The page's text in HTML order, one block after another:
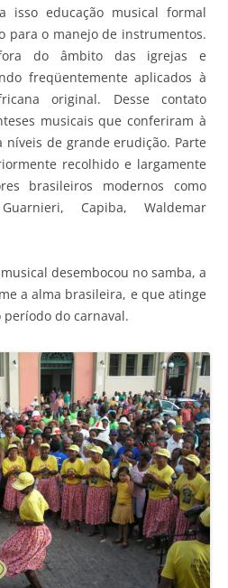
isso educação musical formal
para o manejo de instrumentos.
fora do âmbito das igrejas e
freqüentemente aplicados à
original. Desse contato
musicais que conferiram à
de grande erudição. Parte
recolhido e largamente
brasileiros modernos como
Capiba, Waldemar
desembocou no samba, a
a alma brasileira, e que atinge
período do carnaval.